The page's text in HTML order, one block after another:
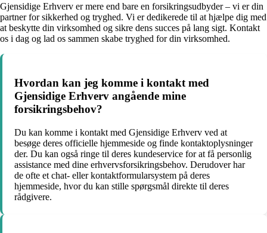
Gjensidige Erhverv er mere end bare en forsikringsudbyder – vi er din
partner for sikkerhed og tryghed. Vi er dedikerede til at hjælpe dig med
at beskytte din virksomhed og sikre dens succes på lang sigt. Kontakt
os i dag og lad os sammen skabe tryghed for din virksomhed.
Hvordan kan jeg komme i kontakt med
Gjensidige Erhverv angående mine
forsikringsbehov?
Du kan komme i kontakt med Gjensidige Erhverv ved at
besøge deres officielle hjemmeside og finde kontaktoplysninger
der. Du kan også ringe til deres kundeservice for at få personlig
assistance med dine erhvervsforsikringsbehov. Derudover har
de ofte et chat- eller kontaktformularsystem på deres
hjemmeside, hvor du kan stille spørgsmål direkte til deres
rådgivere.